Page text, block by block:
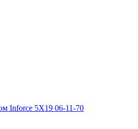
Inforce 5Х19 06-11-70